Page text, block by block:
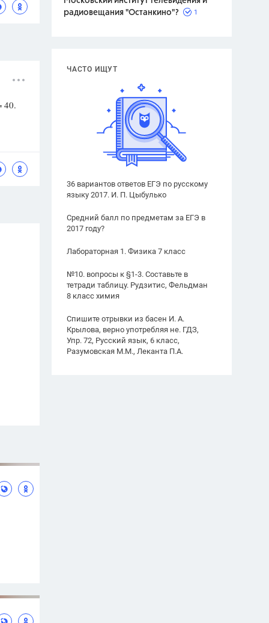
радиовещания "Останкино"?
1
ЧАСТО ИЩУТ
36 вариантов ответов ЕГЭ по русскому
языку 2017. И. П. Цыбулько
Средний балл по предметам за ЕГЭ в
2017 году?
Лабораторная 1. Физика 7 класс
№10. вопросы к §1-3. Составьте в
тетради таблицу. Рудзитис, Фельдман
8 класс химия
Спишите отрывки из басен И. А.
Крылова, верно употребляя не. ГДЗ,
Упр. 72, Русский язык, 6 класс,
Разумовская М.М., Леканта П.А.
40.